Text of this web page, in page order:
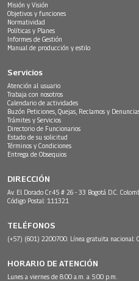
Misión y Visión
Objetivos y funciones
Normatividad
Políticas y Planes
Informes de Gestión
Manual de producción y estilo
Servicios
Atención al usuario
Trabaja con nosotros
Calendario de actividades
Buzón Peticiones, Quejas, Reclamos y
Trámites y Servicios
Directorio de Funcionarios
Estado de su solicitud
Términos y Condiciones
Entrega de Obsequios
DIRECCIÓN
Av. El Dorado Cr.45 # 26 - 33 Bogotá D.C.
Código Postal: 111321
TELÉFONOS
(+57) (601) 2200700. Línea gratuita nacional:
HORARIO DE ATENCIÓN
Lunes a viernes de 8:00 a.m. a 5:00 p.m.